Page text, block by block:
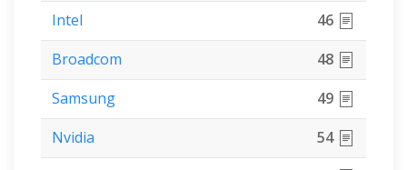
Intel
46
Broadcom
48
Samsung
49
Nvidia
54